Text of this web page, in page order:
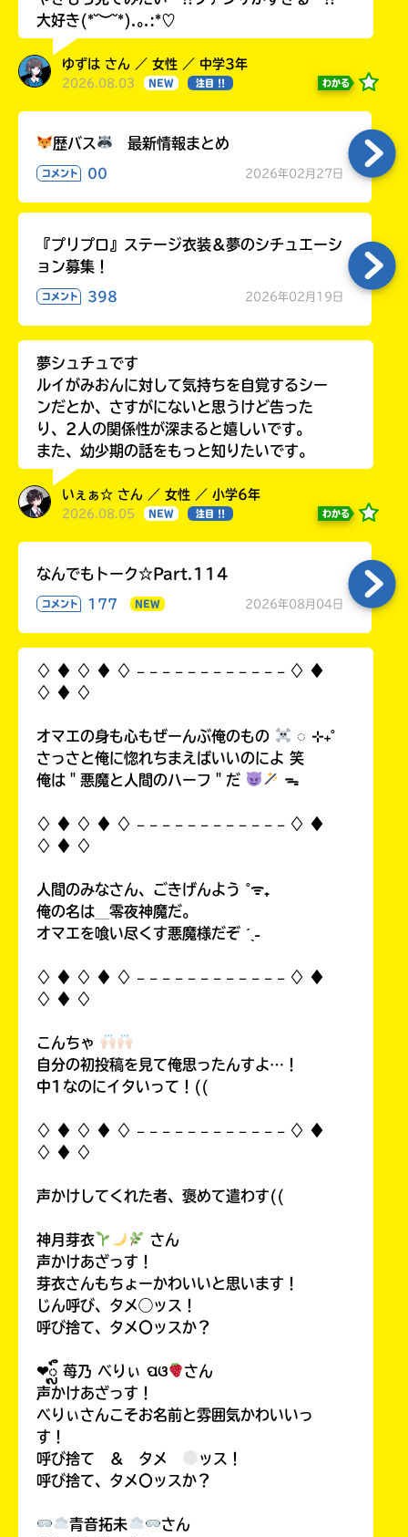
大好き(*˘︶˘*).｡.:*♡
ゆずは さん ／ 女性 ／ 中学3年
2026.08.03 NEW 注目 !! わかる
歴バス 最新情報まとめ
コメント 00 2026年02月27日
『プリプロ』ステージ衣装＆夢のシチュエーシ
ョン募集！
コメント 398 2026年02月19日
夢シュチュです
ルイがみおんに対して気持ちを自覚するシー
ンだとか、さすがにないと思うけど告った
り、2人の関係性が深まると嬉しいです。
また、幼少期の話をもっと知りたいです。
いぇぁ☆ さん ／ 女性 ／ 小学6年
2026.08.05 NEW 注目 !! わかる
なんでもトーク☆Part.114
コメント 177 NEW 2026年08月04日
♢ ♦︎ ♢ ♦︎ ♢ 𓐄 𓐄 𓐄 𓐄 𓐄 𓐄 𓐄 𓐄 𓐄 𓐄 𓐄 𓐄 ♢ ♦︎
♢ ♦︎ ♢
オマエの身も心もぜーんぶ俺のもの
◌ ⊹₊˚
さっさと俺に惚れちまえばいいのによ 笑
俺は＂悪魔と人間のハーフ＂だ
ᯓ
♢ ♦︎ ♢ ♦︎ ♢ 𓐄 𓐄 𓐄 𓐄 𓐄 𓐄 𓐄 𓐄 𓐄 𓐄 𓐄 𓐄 ♢ ♦︎
♢ ♦︎ ♢
人間のみなさん、ごきげんよう ˚ᯤ₊
俺の名は＿零夜神魔だ。
オマエを喰い尽くす悪魔様だぞ ˊˎ˗
♢ ♦︎ ♢ ♦︎ ♢ 𓐄 𓐄 𓐄 𓐄 𓐄 𓐄 𓐄 𓐄 𓐄 𓐄 𓐄 𓐄 ♢ ♦︎
♢ ♦︎ ♢
こんちゃ
自分の初投稿を見て俺思ったんすよ…！
中1なのにイタいって！((
♢ ♦︎ ♢ ♦︎ ♢ 𓐄 𓐄 𓐄 𓐄 𓐄 𓐄 𓐄 𓐄 𓐄 𓐄 𓐄 𓐄 ♢ ♦︎
♢ ♦︎ ♢
声かけしてくれた者、褒めて遣わす((
神月芽衣
さん
声かけあざっす！
芽衣さんもちょーかわいいと思います！
じん呼び、タメ◯ッス！
呼び捨て、タメ〇ッスか？
❤︎ᬼ 苺乃 べりぃ ପଓ
さん
声かけあざっす！
べりぃさんこそお名前と雰囲気かわいいっ
す！
呼び捨て ＆ タメ
ッス！
呼び捨て、タメ〇ッスか？
青音拓未
さん